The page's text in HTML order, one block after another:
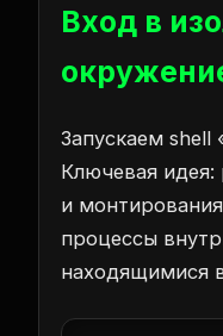
Вход в
Запускаем shell
Ключевая
и
процессы
находящимися